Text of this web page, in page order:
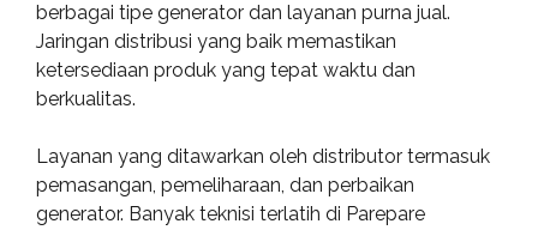
berbagai tipe generator dan layanan purna jual.
Jaringan distribusi yang baik memastikan
ketersediaan produk yang tepat waktu dan
berkualitas.
Layanan yang ditawarkan oleh distributor termasuk
pemasangan, pemeliharaan, dan perbaikan
generator. Banyak teknisi terlatih di Parepare